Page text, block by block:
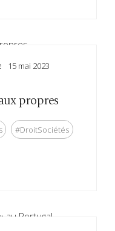
15 mai 2023
propres
#DroitSociétés